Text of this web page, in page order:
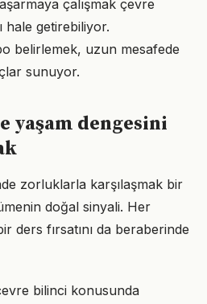
çalışmak çevre
hale getirebiliyor.
belirlemek, uzun mesafede
sunuyor.
yaşam dengesini
zorluklarla karşılaşmak bir
doğal sinyali. Her
ders fırsatını da beraberinde
bilinci konusunda